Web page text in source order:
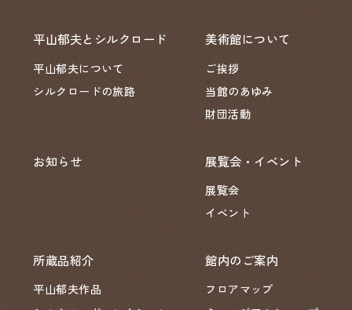
平山郁夫とシルクロード
平山郁夫について
シルクロードの旅路
美術館について
ご挨拶
当館のあゆみ
財団活動
お知らせ 展覧会・イベント
展覧会
イベント
所蔵品紹介
平山郁夫作品
館内のご案内
フロアマップ